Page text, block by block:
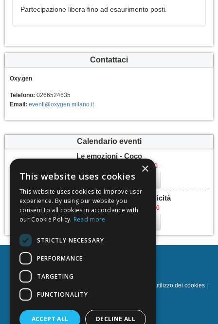
Partecipazione libera fino ad esaurimento posti.
Contattaci
Oxy.gen
Telefono: 0266524635
Email: eventi@oxygen.milano.it
Calendario eventi
Le emozioni - Coco
lunedì 6 marzo 2023, 17:00 - 19:00
Aggiungi al calendario
Le emozioni - La ricerca della felicità
lunedì 13 marzo 2023, 17:00 - 19:00
Aggiungi al calendario
Norme sull'utilizzo dei cookies
NOETIK Production
×
This website uses cookies
This website uses cookies to improve user
experience. By using our website you
consent to all cookies in accordance with
our Cookie Policy. Read more
STRICTLY NECESSARY
PERFORMANCE
TARGETING
FUNCTIONALITY
ACCEPT ALL DECLINE ALL